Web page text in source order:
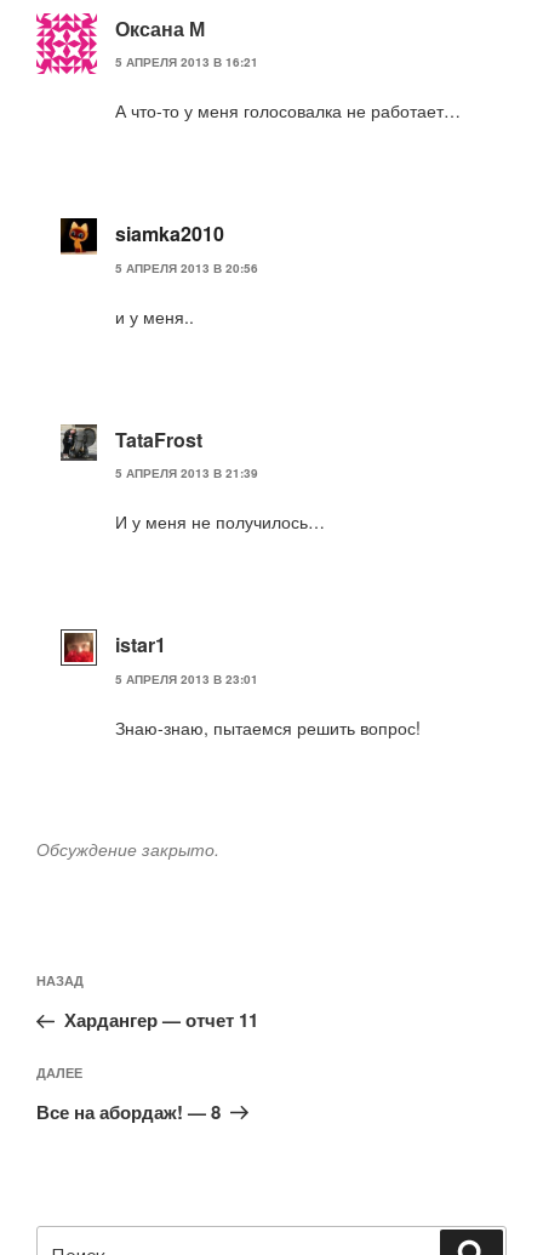
Оксана М
5 АПРЕЛЯ 2013 В 16:21
А что-то у меня голосовалка не работает…
siamka2010
5 АПРЕЛЯ 2013 В 20:56
и у меня..
TataFrost
5 АПРЕЛЯ 2013 В 21:39
И у меня не получилось…
istar1
5 АПРЕЛЯ 2013 В 23:01
Знаю-знаю, пытаемся решить вопрос!
Обсуждение закрыто.
по
записям
Предыдущая
запись:
НАЗАД
Хардангер — отчет 11
Следующая
запись
ДАЛЕЕ
Все на абордаж! — 8